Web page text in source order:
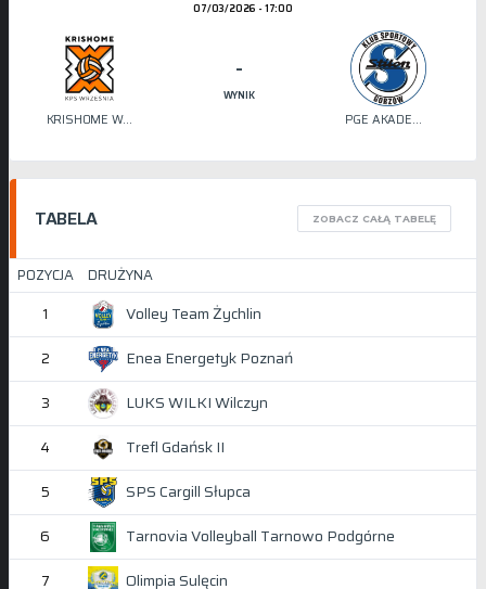
07/03/2026 - 17:00
KRISHOME WRZEŚNIA PGE AKADEMIA SIATKÓWKI STILON
-
WYNIK
TABELA ZOBACZ CAŁĄ TABELĘ
POZYCJA
DRUŻYNA
1
Volley Team Żychlin
2 Enea Energetyk Poznań
3 LUKS WILKI Wilczyn
4 Trefl Gdańsk II
5 SPS Cargill Słupca
6 Tarnovia Volleyball Tarnowo Podgórne
7 Olimpia Sulęcin